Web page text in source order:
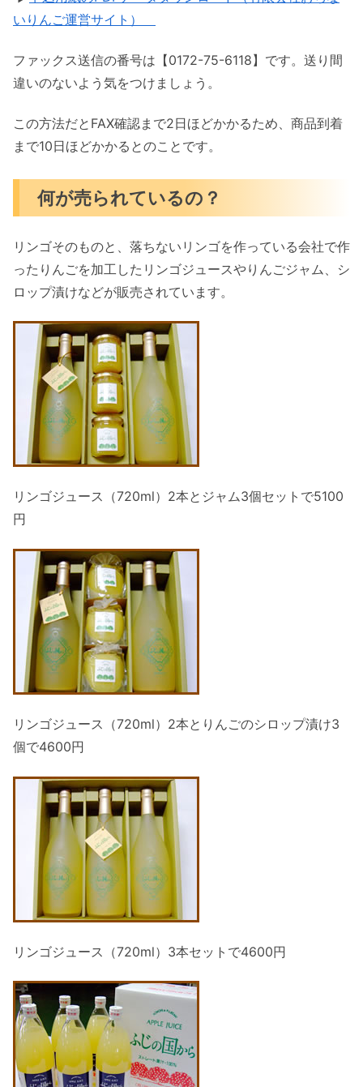
いりんご運営サイト）
ファックス送信の番号は【0172-75-6118】です。送り間
違いのないよう気をつけましょう。
この方法だとFAX確認まで2日ほどかかるため、商品到着
まで10日ほどかかるとのことです。
何が売られているの？
リンゴそのものと、落ちないリンゴを作っている会社で作
ったりんごを加工したリンゴジュースやりんごジャム、シ
ロップ漬けなどが販売されています。
リンゴジュース（720ml）2本とジャム3個セットで5100
円
リンゴジュース（720ml）2本とりんごのシロップ漬け3
個で4600円
リンゴジュース（720ml）3本セットで4600円